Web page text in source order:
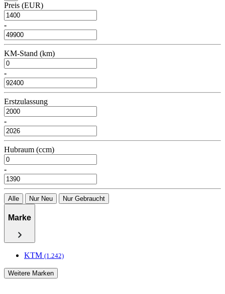
Preis (EUR)
-
KM-Stand (km)
-
Erstzulassung
-
Hubraum (ccm)
-
Alle Nur Neu Nur Gebraucht
Marke
KTM (1.242)
Weitere Marken